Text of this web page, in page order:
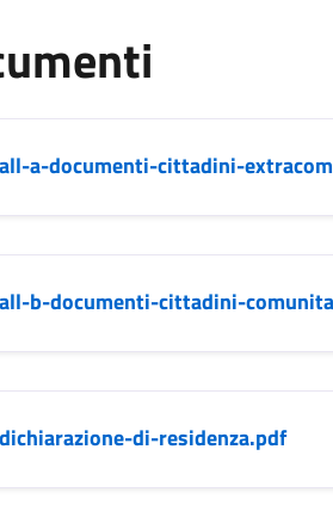
all-a-documenti-cittadini-
all-b-documenti-cittadini-
dichiarazione-di-residenza.pdf